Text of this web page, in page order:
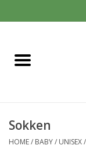
Home
Baby
Sokken
HOME/ BABY/ UNISEX/